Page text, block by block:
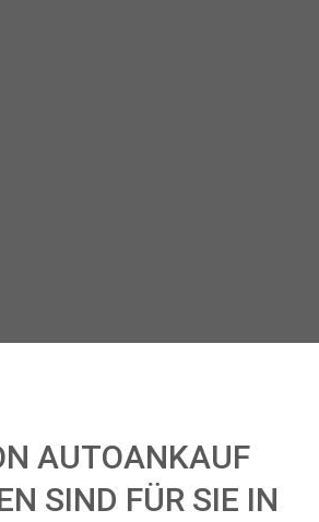
AUTOANKAUF
SIND FÜR SIE IN